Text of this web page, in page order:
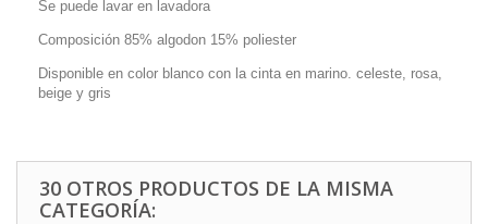
Se puede lavar en lavadora
Composición 85% algodon 15% poliester
Disponible en color blanco con la cinta en marino. celeste, rosa,
beige y gris
30 OTROS PRODUCTOS DE LA MISMA
CATEGORÍA: